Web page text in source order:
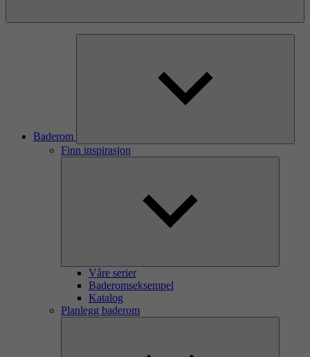
Baderom
Finn inspirasjon
Våre serier
Baderomseksempel
Katalog
Planlegg baderom